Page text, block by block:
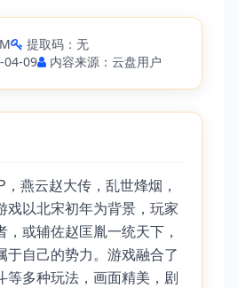
提取码：无
04-09
内容来源：云盘用户
燕云赵大传，乱世烽烟，
戏以北宋初年为背景，玩家
或辅佐赵匡胤一统天下，
于自己的势力。游戏融合了
等多种玩法，画面精美，剧